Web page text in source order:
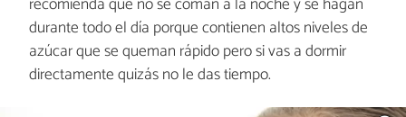
durante todo el día porque contienen altos niveles de
azúcar que se queman rápido pero si vas a dormir
directamente quizás no le das tiempo.